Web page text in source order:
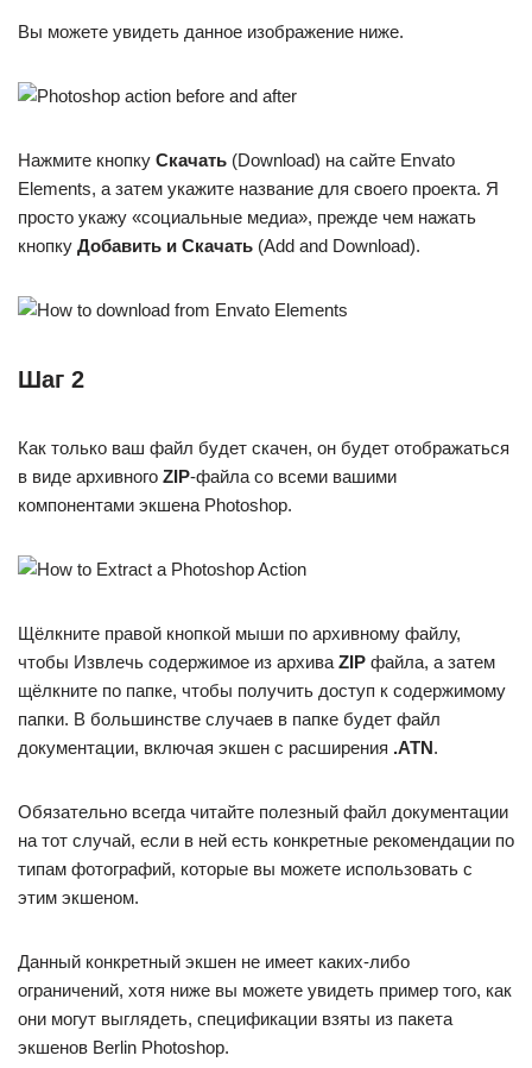
Вы можете увидеть данное изображение ниже.
Нажмите кнопку Скачать (Download) на сайте Envato
Elements, а затем укажите название для своего проекта. Я
просто укажу «социальные медиа», прежде чем нажать
кнопку Добавить и Скачать (Add and Download).
Шаг 2
Как только ваш файл будет скачен, он будет отображаться
в виде архивного ZIP-файла со всеми вашими
компонентами экшена Photoshop.
Щёлкните правой кнопкой мыши по архивному файлу,
чтобы Извлечь содержимое из архива ZIP файла, а затем
щёлкните по папке, чтобы получить доступ к содержимому
папки. В большинстве случаев в папке будет файл
документации, включая экшен с расширения .ATN.
Обязательно всегда читайте полезный файл документации
на тот случай, если в ней есть конкретные рекомендации по
типам фотографий, которые вы можете использовать с
этим экшеном.
Данный конкретный экшен не имеет каких-либо
ограничений, хотя ниже вы можете увидеть пример того, как
они могут выглядеть, спецификации взяты из пакета
экшенов Berlin Photoshop.